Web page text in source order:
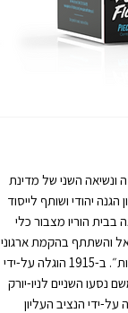
העבודה ונשיאה השני של מדינת
יהודי ושותף לייסוד
מצאה בבית הוריו מצבור כלי
בראשו. ב-1907 עלה לארץ-ישראל והשתתף בהקמת ארגוני
השמירה היהודים ״בר-גיורא״ ו-״השומר״, ובייסוד כתב-העת ה״אחדות״. ב-1915 הוגלה על-ידי
נסעו השניים לניו-יורק
״ההגנה״, מונה על-ידי הנציב העליון